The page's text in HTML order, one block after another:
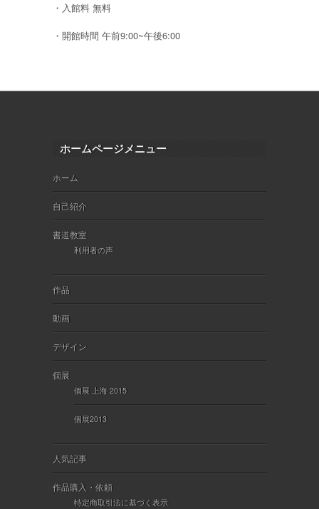
・入館料 無料
・開館時間 午前9:00~午後6:00
ホームページメニュー
ホーム
自己紹介
書道教室
利用者の声
作品
動画
デザイン
個展
個展 上海 2015
個展2013
人気記事
作品購入・依頼
特定商取引法に基づく表示